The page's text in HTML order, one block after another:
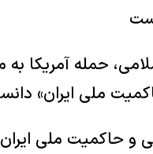
حمله آمریکا به
ملی ایران»
و حاکمیت ملی